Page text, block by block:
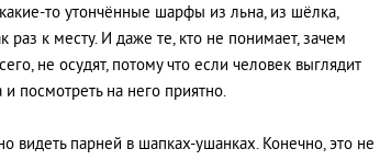
то утончённые шарфы из льна, из шёлка,
раз к месту. И даже те, кто не понимает, зачем
не осудят, потому что если человек выглядит
посмотреть на него приятно.
видеть парней в шапках-ушанках. Конечно, это не